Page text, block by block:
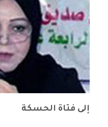
إلى فتاة الحسكة